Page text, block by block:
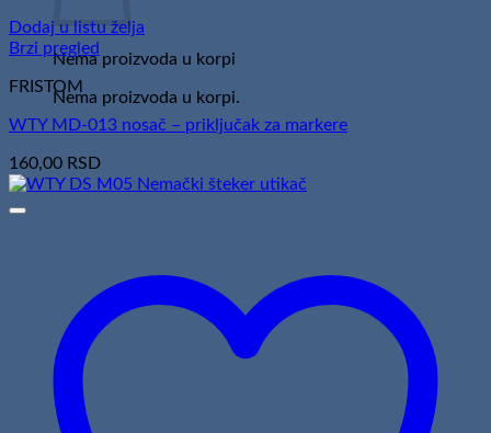
Nema proizvoda u korpi
Nema proizvoda u korpi.
Dodaj u listu želja
Brzi pregled
FRISTOM
WTY MD-013 nosač – priključak za markere
160,00 RSD